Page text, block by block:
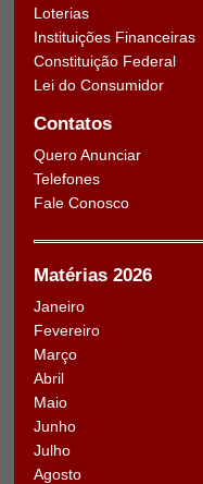
Loterias
Instituições Financeiras
Constituição Federal
Lei do Consumidor
Contatos
Quero Anunciar
Telefones
Fale Conosco
Matérias 2026
Janeiro
Fevereiro
Março
Abril
Maio
Junho
Julho
Agosto